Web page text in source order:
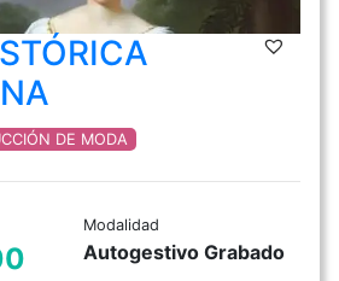
DE MODA
Modalidad
Autogestivo Grabado